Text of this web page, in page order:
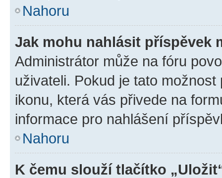
Nahoru
Jak mohu nahlásit příspěvek
Administrátor může na fóru
uživateli. Pokud je tato
ikonu, která vás přivede na
informace pro nahlášení
Nahoru
K čemu slouží tlačítko